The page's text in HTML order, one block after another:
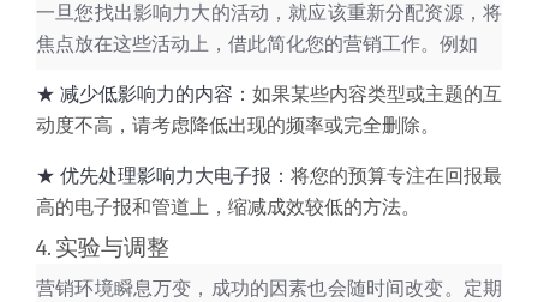
一旦您找出影响力大的活动，就应该重新分配资源，将
焦点放在这些活动上，借此简化您的营销工作。例如
★ 减少低影响力的内容： 如果某些内容类型或主题的互
动度不高，请考虑降低出现的频率或完全删除。
★ 优先处理影响力大电子报： 将您的预算专注在回报最
高的电子报和管道上，缩减成效较低的方法。
4. 实验与调整
营销环境瞬息万变，成功的因素也会随时间改变。定期